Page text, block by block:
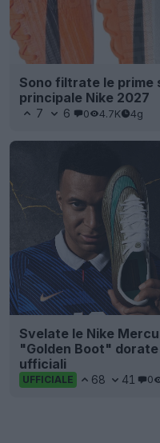
Sono filtrate le prime
principale Nike 2027
7 6 0 4.7K 4g
Svelate le Nike
"Golden Boot"
ufficiali
UFFICIALE 68 41 0